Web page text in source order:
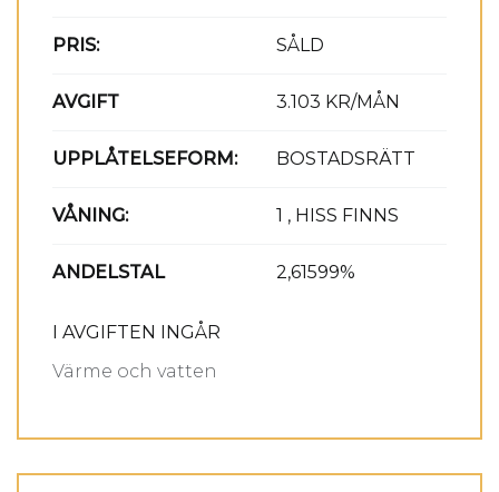
PRIS: SÅLD
AVGIFT 3.103 KR/MÅN
UPPLÅTELSEFORM: BOSTADSRÄTT
VÅNING: 1 , HISS FINNS
ANDELSTAL 2,61599%
I AVGIFTEN INGÅR
Värme och vatten